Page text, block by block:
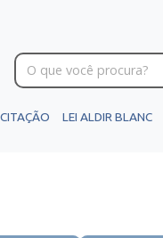
LEI ALDIR BLANC